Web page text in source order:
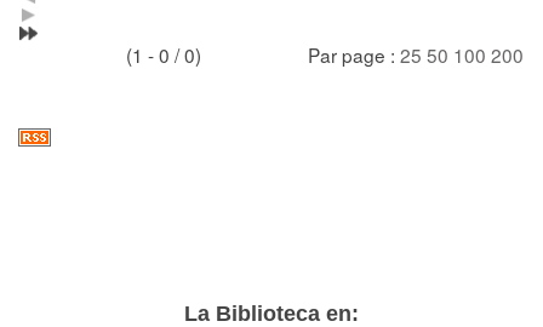
(1 - 0 / 0) Par page : 25 50 100 200
La Biblioteca en: